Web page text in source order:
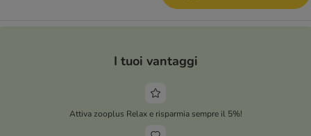
I tuoi vantaggi
Attiva zooplus Relax e risparmia sempre il 5%!